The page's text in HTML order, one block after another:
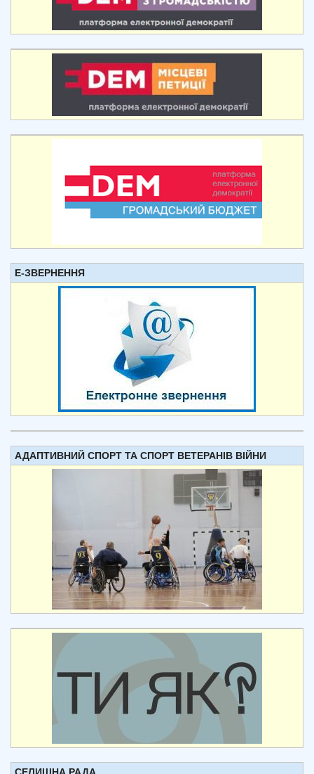
Е-ЗВЕРНЕННЯ
АДАПТИВНИЙ СПОРТ ТА СПОРТ ВЕТЕРАНІВ ВІЙНИ